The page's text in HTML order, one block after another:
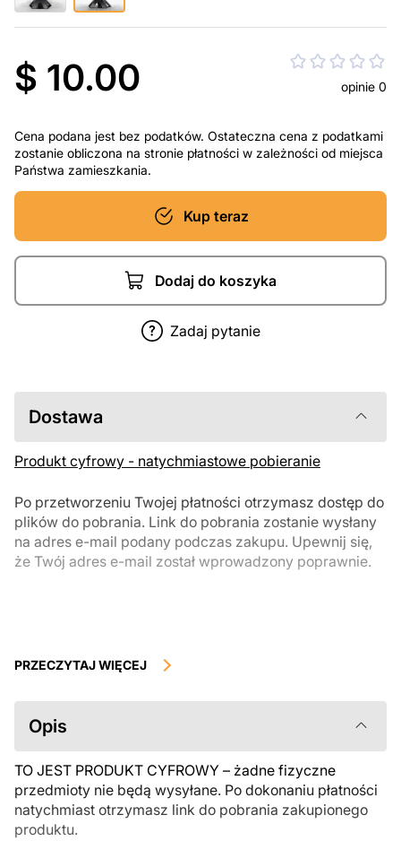
$ 10.00 opinie 0
Cena podana jest bez podatków. Ostateczna cena z podatkami
zostanie obliczona na stronie płatności w zależności od miejsca
Państwa zamieszkania.
Kup teraz
Dodaj do koszyka
Zadaj pytanie
Dostawa
Produkt cyfrowy - natychmiastowe pobieranie
Po przetworzeniu Twojej płatności otrzymasz dostęp do
plików do pobrania. Link do pobrania zostanie wysłany
na adres e-mail podany podczas zakupu. Upewnij się,
że Twój adres e-mail został wprowadzony poprawnie.
podlegają zwrotowi ani wymianie po ich pobraniu. Zalecamy
przed zakupem. Jeśli masz jakiekolwiek problemy z zamówieniem,
skontaktuj się bezpośrednio ze sprzedawcą.
PRZECZYTAJ WIĘCEJ
Opis
TO JEST PRODUKT CYFROWY – żadne fizyczne
przedmioty nie będą wysyłane. Po dokonaniu płatności
natychmiast otrzymasz link do pobrania zakupionego
produktu.